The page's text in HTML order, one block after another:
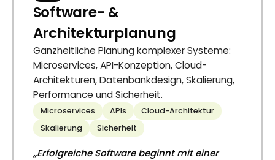
Software- &
Architekturplanung
Ganzheitliche Planung komplexer Systeme:
Microservices, API-Konzeption, Cloud-
Architekturen, Datenbankdesign, Skalierung,
Performance und Sicherheit.
Microservices APIs
Cloud-Architektur
Skalierung
Sicherheit
„Erfolgreiche Software beginnt mit einer